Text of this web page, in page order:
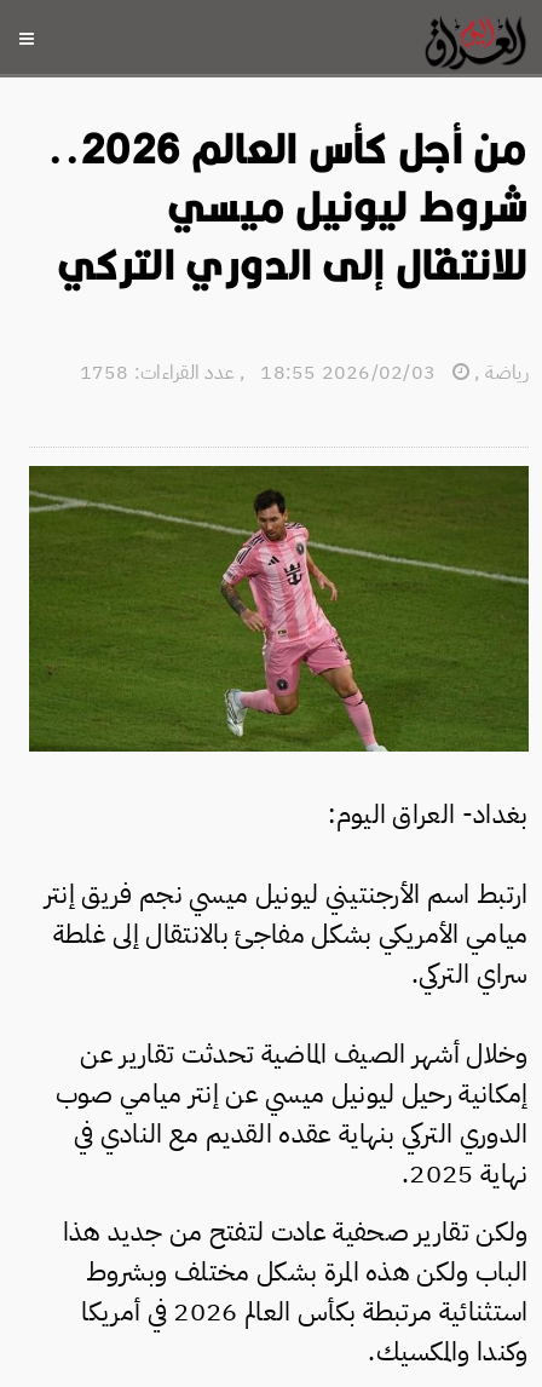
من أجل كأس العالم 2026..
شروط ليونيل ميسي
للانتقال إلى الدوري التركي
رياضة ,
, عدد القراءات: 1758
بغداد- العراق اليوم:
ارتبط اسم الأرجنتيني ليونيل ميسي نجم فريق إنتر
ميامي الأمريكي بشكل مفاجئ بالانتقال إلى غلطة
سراي التركي.
وخلال أشهر الصيف الماضية تحدثت تقارير عن
إمكانية رحيل ليونيل ميسي عن إنتر ميامي صوب
الدوري التركي بنهاية عقده القديم مع النادي في
نهاية 2025.
ولكن تقارير صحفية عادت لتفتح من جديد هذا
الباب ولكن هذه المرة بشكل مختلف وبشروط
استثنائية مرتبطة بكأس العالم 2026 في أمريكا
وكندا والمكسيك.